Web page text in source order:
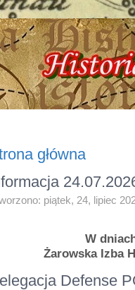
ul. Dworcowa 3
główna
piątek, 24, lipiec
W
Żarowska Izba
Defense